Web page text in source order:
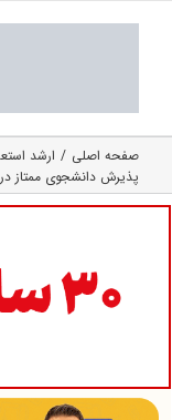
صفحه اصلی
ارشد
پذیرش دانشجوی ممتاز